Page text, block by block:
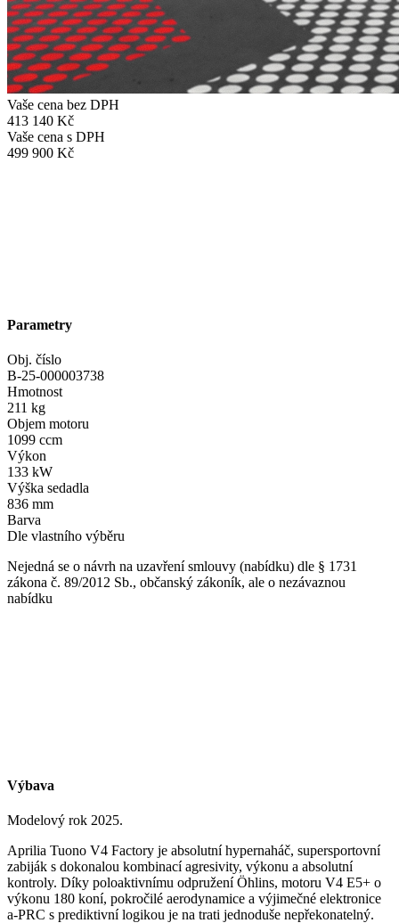
Vaše cena bez DPH
413 140 Kč
Vaše cena s DPH
499 900 Kč
Parametry
Obj. číslo
B-25-000003738
Hmotnost
211 kg
Objem motoru
1099 ccm
Výkon
133 kW
Výška sedadla
836 mm
Barva
Dle vlastního výběru
Nejedná se o návrh na uzavření smlouvy (nabídku) dle § 1731
zákona č. 89/2012 Sb., občanský zákoník, ale o nezávaznou
nabídku
Výbava
Modelový rok 2025.
Aprilia Tuono V4 Factory je absolutní hypernaháč, supersportovní
zabiják s dokonalou kombinací agresivity, výkonu a absolutní
kontroly. Díky poloaktivnímu odpružení Öhlins, motoru V4 E5+ o
výkonu 180 koní, pokročilé aerodynamice a výjimečné elektronice
a-PRC s prediktivní logikou je na trati jednoduše nepřekonatelný.